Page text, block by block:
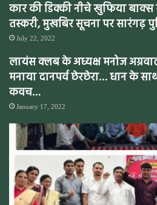
कार की डिक्की नीचे खुफिया बाक्स
तस्करी, मुखबिर सूचना पर सारंगढ़
July 22, 2022
लायंस क्लब के अध्यक्ष मनोज
मनाया दानपर्व छेरछेरा… धान के
कवच…
January 17, 2022